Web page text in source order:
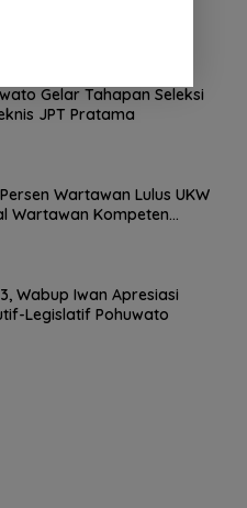
Gelar Tahapan Seleksi
JPT Pratama
Wartawan Lulus UKW
Wartawan Kompeten
Wabup Iwan Apresiasi
Legislatif Pohuwato